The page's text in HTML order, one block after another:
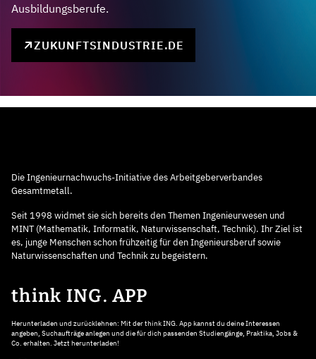
Ausbildungsberufe.
ZUKUNFTSINDUSTRIE.DE
Die Ingenieurnachwuchs-Initiative des Arbeitgeberverbandes
Gesamtmetall.
Seit 1998 widmet sie sich bereits den Themen Ingenieurwesen und
MINT (Mathematik, Informatik, Naturwissenschaft, Technik). Ihr Ziel ist
es, junge Menschen schon frühzeitig für den Ingenieursberuf sowie
Naturwissenschaften und Technik zu begeistern.
think ING. APP
Herunterladen und zurücklehnen: Mit der think ING. App kannst du deine Interessen
angeben, Suchaufträge anlegen und die für dich passenden Studiengänge, Praktika, Jobs &
Co. erhalten. Jetzt herunterladen!